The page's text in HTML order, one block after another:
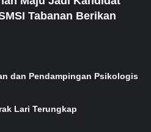
Tabanan Berikan
dan Pendampingan Psikologis
Lari Terungkap